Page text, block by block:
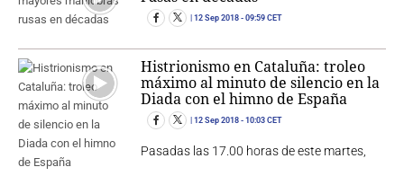
12 Sep 2018 - 09:59 CET
Histrionismo en Cataluña: troleo
máximo al minuto de silencio en la
Diada con el himno de España
12 Sep 2018 - 10:03 CET
Pasadas las 17.00 horas de este martes,